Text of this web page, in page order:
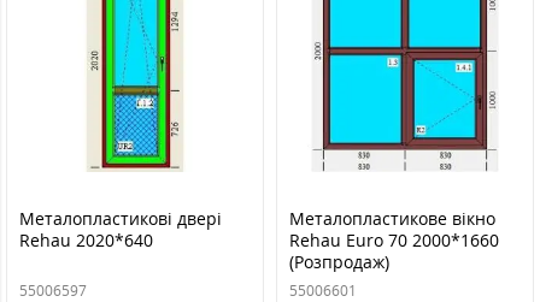
Металопластикові двері
Rehau 2020*640
55006597
Металопластикове вікно
Rehau Euro 70 2000*1660
(Розпродаж)
55006601